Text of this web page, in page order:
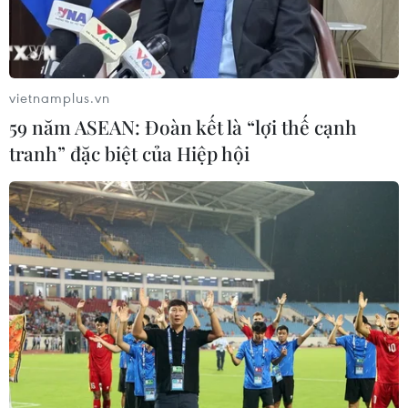
Việt Nam khẳng định vị thế tại triển
lãm thương mại quốc tế của Ấn Độ
Xây dựng và phát triển Việt Nam trở
thành quốc gia biển mạnh
07/08/2026 22:30
Ngân hàng Trung ương Trung Quốc
mua thêm 20 tấn vàng trong tháng 7
07/08/2026 15:21
vietnamplus.vn
59 năm ASEAN: Đoàn kết là “lợi thế cạnh
tranh” đặc biệt của Hiệp hội